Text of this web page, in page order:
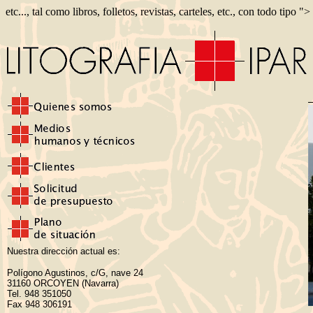
etc..., tal como libros, folletos, revistas, carteles, etc., con todo tipo ">
Nuestra dirección actual es:
Polígono Agustinos, c/G, nave 24
31160 ORCOYEN (Navarra)
Tel. 948 351050
Fax 948 306191